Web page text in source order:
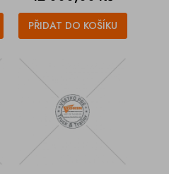
PŘIDAT DO KOŠÍKU